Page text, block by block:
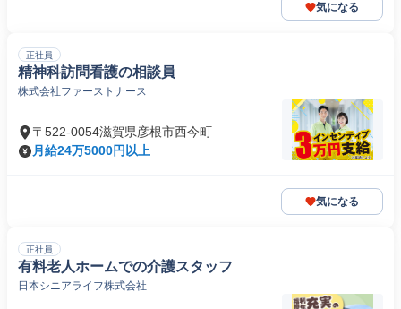
気になる
正社員
精神科訪問看護の相談員
株式会社ファーストナース
〒522-0054滋賀県彦根市西今町
月給24万5000円以上
気になる
正社員
有料老人ホームでの介護スタッフ
日本シニアライフ株式会社